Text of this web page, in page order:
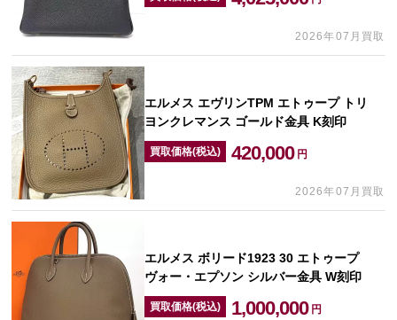
2026年07月買取
エルメス エヴリンTPM エトゥープ トリ
ヨンクレマンス ゴールド金具 K刻印
買取価格(税込) 420,000 円
2026年07月買取
エルメス ボリード1923 30 エトゥープ
ヴォー・エプソン シルバー金具 W刻印
買取価格(税込) 1,000,000 円